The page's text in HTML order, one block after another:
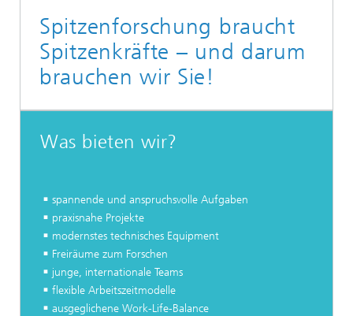
Spitzenforschung braucht
Spitzenkräfte – und darum
brauchen wir Sie!
Was bieten wir?
spannende und anspruchsvolle Aufgaben
praxisnahe Projekte
modernstes technisches Equipment
Freiräume zum Forschen
junge, internationale Teams
flexible Arbeitszeitmodelle
ausgeglichene Work-Life-Balance